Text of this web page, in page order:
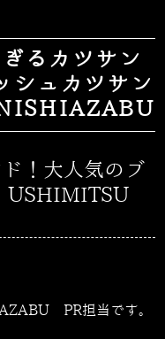
るカツサン
シュカツサン
！大人気のブ
USHIMITSU
PR担当です。